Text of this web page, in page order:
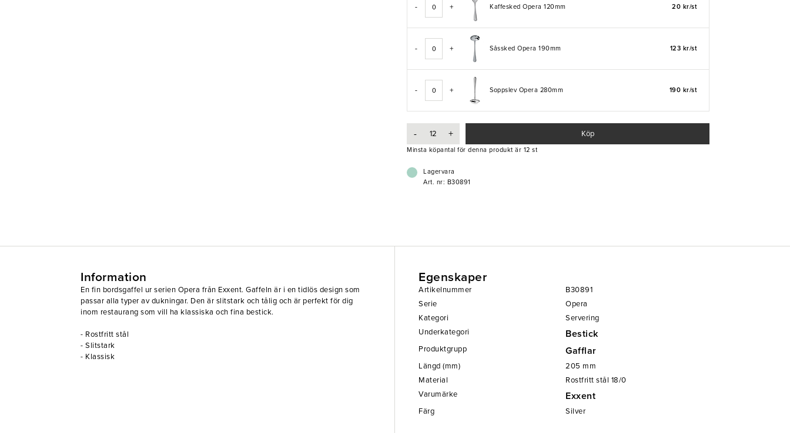
- + Kaffesked Opera 120mm 20 kr/st
- + Såssked Opera 190mm 123 kr/st
- + Soppslev Opera 280mm 190 kr/st
- + Köp
Minsta köpantal för denna produkt är 12 st
Lagervara
Art. nr: B30891
Information
En fin bordsgaffel ur serien Opera från Exxent. Gaffeln är i en tidlös design som
passar alla typer av dukningar. Den är slitstark och tålig och är perfekt för dig
inom restaurang som vill ha klassiska och fina bestick.
- Rostfritt stål
- Slitstark
- Klassisk
Egenskaper
Artikelnummer
B30891
Serie
Opera
Kategori
Servering
Underkategori
Bestick
Produktgrupp Gafflar
Längd (mm) 205 mm
Material
Rostfritt stål 18/0
Varumärke
Exxent
Färg Silver